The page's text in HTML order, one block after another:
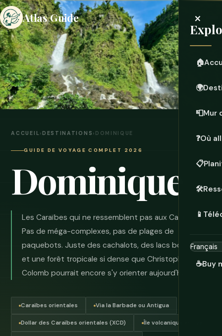
Atlas Guide ×
🏠
🌍
📮Mur
❓Où
📋
🛠️
📱
☕Buy
ACCUEIL›DESTINATIONS › DOMINIQUE
GUIDE DE VOYAGE COMPLET 2026
Dominique
Les Caraïbes qui ne ressemblent pas aux Caraïbes.
Pas de méga-complexes, pas de plages de
paquebots. Juste des cachalots, des lacs bouillants
et une forêt tropicale si dense que Christophe
Colomb pourrait encore s'y orienter aujourd'hui.
Caraïbes orientales Via la Barbade ou Antigua
Dollar des Caraïbes orientales (XCD) Île volcanique active